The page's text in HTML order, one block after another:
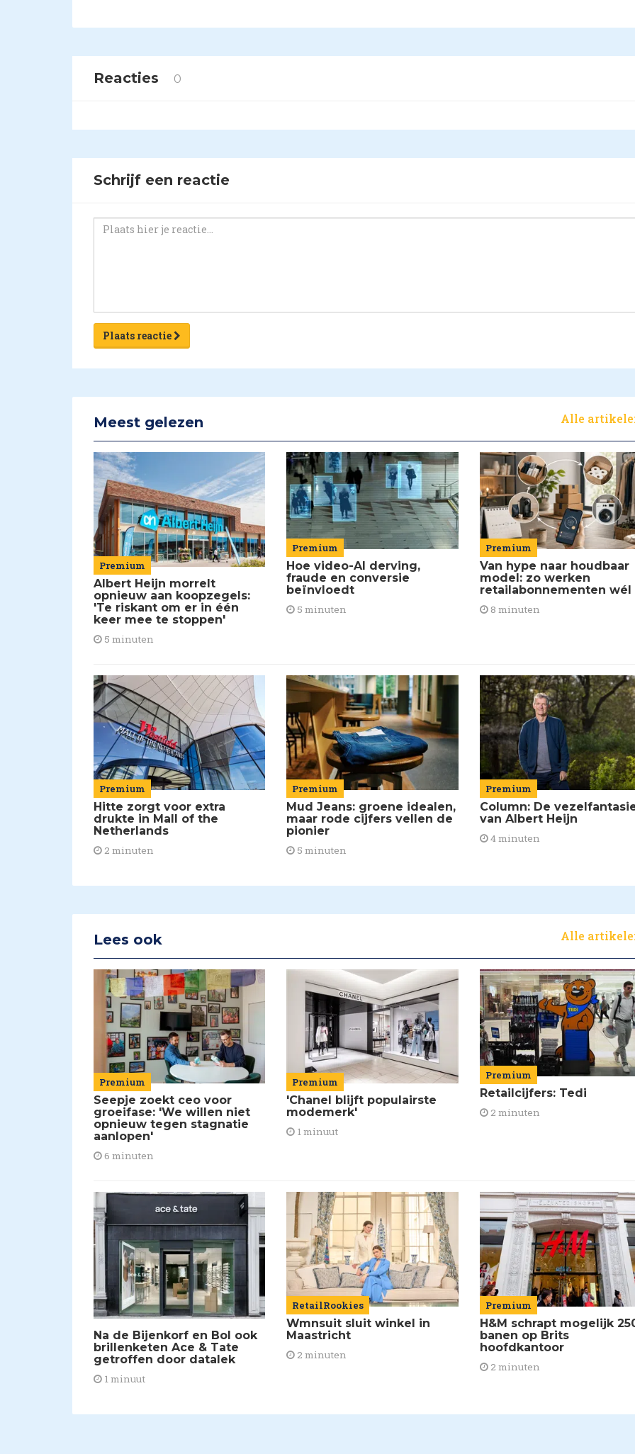
Reacties 0
Schrijf een reactie
Plaats reactie
Meest gelezen Alle
Premium
Albert Heijn morrelt
opnieuw aan koopzegels:
'Te riskant om er in één
keer mee te stoppen'
5 minuten
Premium
Hoe video-AI derving,
fraude en conversie
beïnvloedt
5 minuten
Premium
Van hype naar houdbaar
model: zo werken
retailabonnementen wél
8 minuten
Premium
Hitte zorgt voor extra
drukte in Mall of the
Netherlands
2 minuten
Premium
Mud Jeans: groene idealen,
maar rode cijfers vellen de
pionier
5 minuten
Premium
Column: De
van Albert Heijn
4 minuten
Lees ook Alle
Premium
Seepje zoekt ceo voor
groeifase: 'We willen niet
opnieuw tegen stagnatie
aanlopen'
6 minuten
Premium
'Chanel blijft populairste
modemerk'
1 minuut
Premium
Retailcijfers: Tedi
2 minuten
Na de Bijenkorf en Bol ook
brillenketen Ace & Tate
getroffen door datalek
1 minuut
RetailRookies
Wmnsuit sluit winkel in
Maastricht
2 minuten
Premium
H&M schrapt mogelijk
banen op Brits
hoofdkantoor
2 minuten